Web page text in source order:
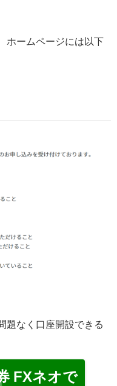
ホームページには以下
題なく口座開設できる
FXネオで